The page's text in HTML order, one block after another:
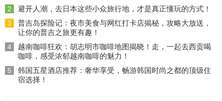
2 避开人潮，去日本这些小众旅行地，才是真正懂玩的方式！
3
普吉岛探险记：夜市美食与网红打卡店揭秘，攻略大放送，
让你的普吉之旅更有趣！
4
越南咖啡狂欢：胡志明市咖啡地图揭晓！走，一起去西贡喝
咖啡，感受浓郁越南咖啡的魅力！
5
韩国五星酒店推荐：奢华享受，畅游韩国时尚之都的顶级住
宿选择！